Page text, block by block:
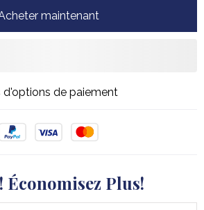
maintenant
d'options de paiement
Économisez Plus!